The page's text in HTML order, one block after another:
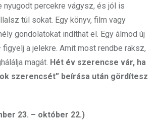
nyugodt percekre vágysz, és jól is
túl sokat. Egy könyv, film vagy
gondolatokat indíthat el. Egy álmod új
a jelekre. Amit most rendbe raksz,
magát. Hét év szerencse vár, ha
szerencsét” beírása után gördítesz
23. – október 22.)